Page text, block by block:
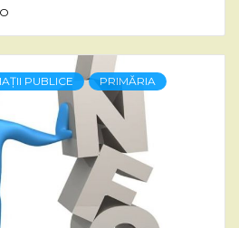
PUBLICE PRIMĂRIA